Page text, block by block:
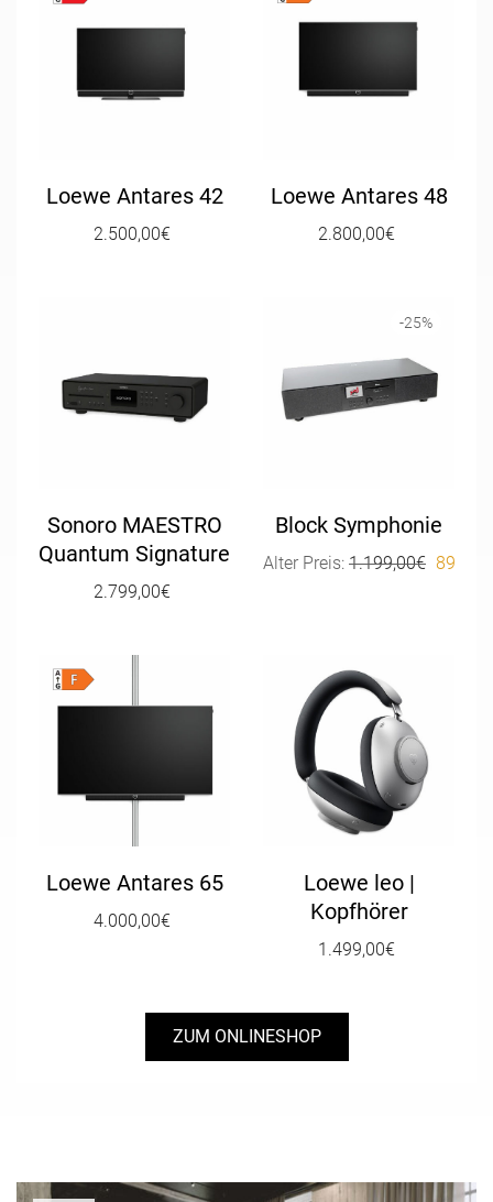
Loewe Antares 42
2.500,00€
Loewe Antares 48
2.800,00€
Sonoro MAESTRO
Quantum Signature
2.799,00€
-25%
Block Symphonie
Alter Preis: 1.199,00€ 899,00
Loewe Antares 65
4.000,00€
Loewe leo |
Kopfhörer
1.499,00€
ZUM ONLINESHOP